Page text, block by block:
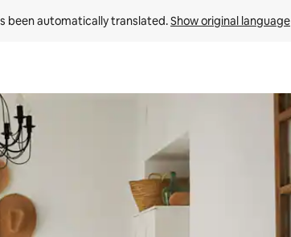
been automatically translated. Show original language